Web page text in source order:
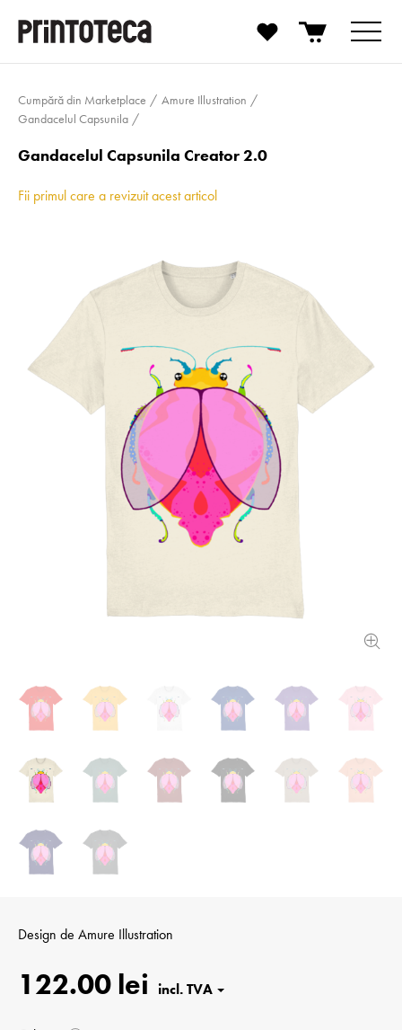
Cumpără din Marketplace
Amure Illustration
Gandacelul Capsunila
Gandacelul Capsunila Creator 2.0
Fii primul care a revizuit acest articol
Design de Amure Illustration
122.00 lei